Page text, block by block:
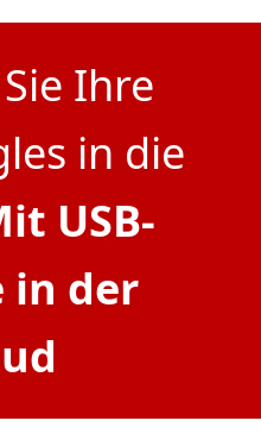
Ihre
in die
USB-
in der